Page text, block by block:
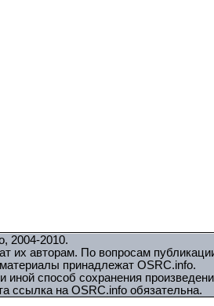
2004-2010.
авторам. По вопросам
принадлежат OSRC.info.
способ сохранения
ссылка на OSRC.info обязательна.